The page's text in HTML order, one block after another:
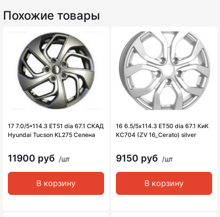
Похожие товары
17 7.0/5*114.3 ET51 dia 67.1 СКАД
Hyundai Tucson KL275 Селена
11900 руб /шт
В корзину
16 6.5/5х114.3 ET50 dia 67.1 КиК
KC704 (ZV 16_Cerato) silver
9150 руб /шт
В корзину